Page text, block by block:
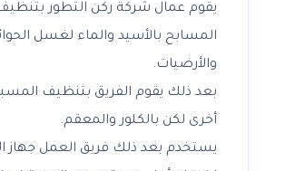
يقوم عمال شركة ركن التطور
المسابح بالأسيد والماء لغسل
والأرضيات.
بعد ذلك يقوم الفريق بتنظيف
أخرى لكن بالكلور والمعقم.
يستخدم بعد ذلك فريق العمل جهاز